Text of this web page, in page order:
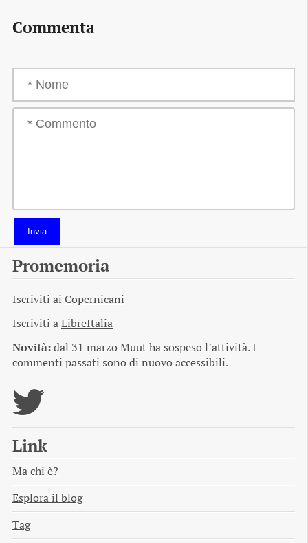
Commenta
Invia
Promemoria
Iscriviti ai Copernicani
Iscriviti aLibreItalia
Novità:dal 31 marzo Muut ha sospeso l’attività. I
commenti passati sono di nuovo accessibili.
Link
Ma chi è?
Esplora il blog
Tag